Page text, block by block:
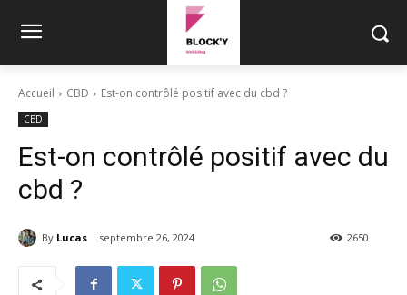
Accueil CBD Est-on contrôlé positif avec du cbd ?
CBD
Est-on contrôlé positif avec du
cbd ?
By Lucas septembre 26, 2024 2650